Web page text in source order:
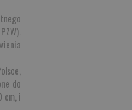
do
cm, i